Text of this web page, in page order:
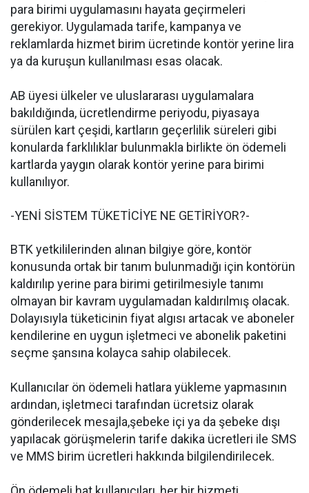
para birimi uygulamasını hayata geçirmeleri
gerekiyor. Uygulamada tarife, kampanya ve
reklamlarda hizmet birim ücretinde kontör yerine lira
ya da kuruşun kullanılması esas olacak.
AB üyesi ülkeler ve uluslararası uygulamalara
bakıldığında, ücretlendirme periyodu, piyasaya
sürülen kart çeşidi, kartların geçerlilik süreleri gibi
konularda farklılıklar bulunmakla birlikte ön ödemeli
kartlarda yaygın olarak kontör yerine para birimi
kullanılıyor.
-YENİ SİSTEM TÜKETİCİYE NE GETİRİYOR?-
BTK yetkililerinden alınan bilgiye göre, kontör
konusunda ortak bir tanım bulunmadığı için kontörün
kaldırılıp yerine para birimi getirilmesiyle tanımı
olmayan bir kavram uygulamadan kaldırılmış olacak.
Dolayısıyla tüketicinin fiyat algısı artacak ve aboneler
kendilerine en uygun işletmeci ve abonelik paketini
seçme şansına kolayca sahip olabilecek.
Kullanıcılar ön ödemeli hatlara yükleme yapmasının
ardından, işletmeci tarafından ücretsiz olarak
gönderilecek mesajla,şebeke içi ya da şebeke dışı
yapılacak görüşmelerin tarife dakika ücretleri ile SMS
ve MMS birim ücretleri hakkında bilgilendirilecek.